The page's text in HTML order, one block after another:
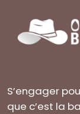
S’engager
que c’est la